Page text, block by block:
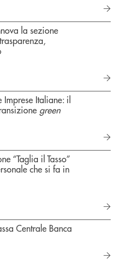
la sezione
Imprese Italiane: il
green
“Taglia il Tasso”
che si fa in
Centrale Banca